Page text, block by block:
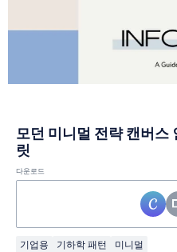
모던 미니멀 전략 캔버스
릿
다운로드
기업용 기하학 패턴 미니멀